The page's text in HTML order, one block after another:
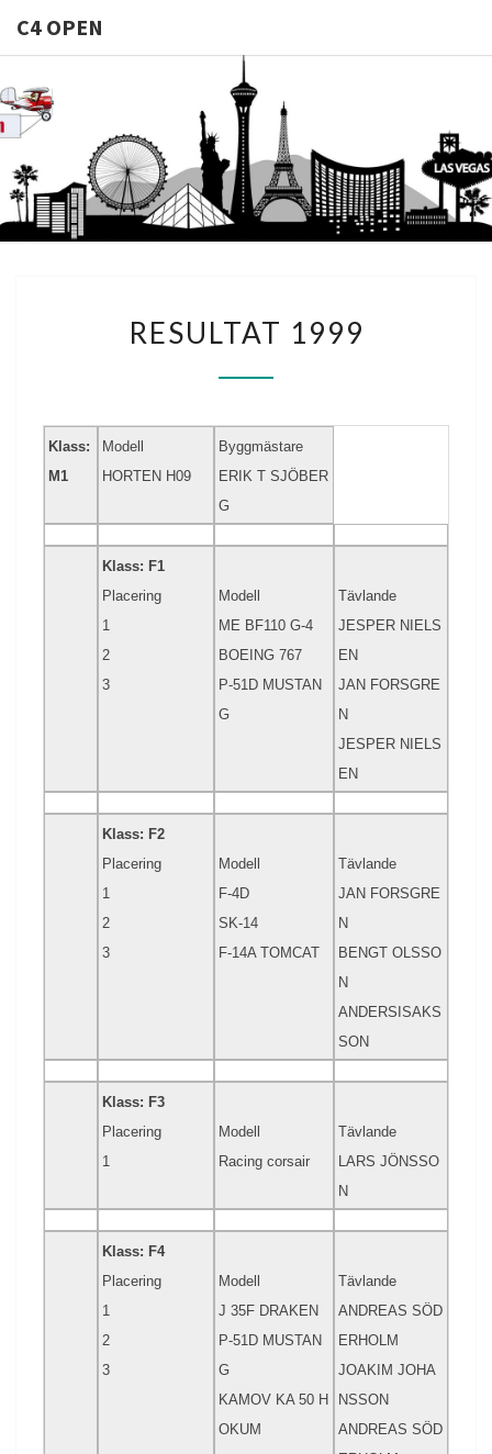
C4 OPEN
C4
OPEN
Allt Du
Behöver Veta
Om
Casinomodeller
1999
RESULTAT 1999
Klass:
M1
Modell
HORTEN H09
Byggmästare
ERIK T SJÖBER
G
Klass: F1
Placering
1
2
3
Modell
ME BF110 G-4
BOEING 767
P-51D MUSTAN
G
Tävlande
JESPER NIELS
EN
JAN FORSGRE
N
JESPER NIELS
EN
Klass: F2
Placering
1
2
3
Modell
F-4D
SK-14
F-14A TOMCAT
Tävlande
JAN FORSGRE
N
BENGT OLSSO
N
ANDERSISAKS
SON
Klass: F3
Placering
1
Modell
Racing corsair
Tävlande
LARS JÖNSSO
N
Klass: F4
Placering
1
2
3
Modell
J 35F DRAKEN
P-51D MUSTAN
G
KAMOV KA 50 H
OKUM
Tävlande
ANDREAS SÖD
ERHOLM
JOAKIM JOHA
NSSON
ANDREAS SÖD